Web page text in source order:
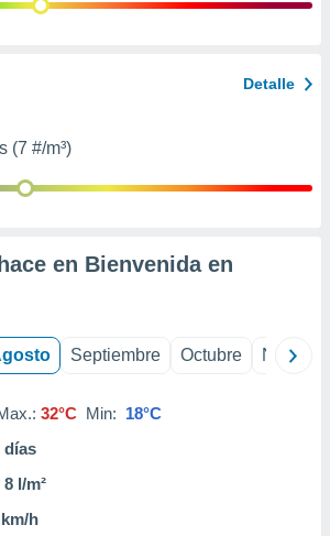
Detalle
(7 #/m³)
en Bienvenida en
Septiembre Octubre
32°C Min: 18°C
días
8 l/m²
h